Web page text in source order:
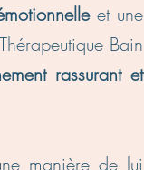
et une
Bain
rassurant et
manière de lui